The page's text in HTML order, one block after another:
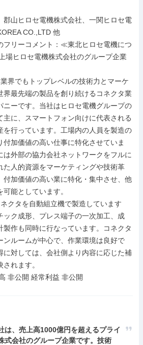
郡山ヒロセ電機株式会社、一関ヒロセ電
CO.,LTD 他
フリーコメント：≪東北ヒロセ電機につ
場ヒロセ電機株式会社のグループ企業
界でもトップレベルの技術力とマーケ
界最先端の製品を創り続けるコネクタ業
ニーです。当社はヒロセ電機グループの
主に、スマートフォン向けに代表される
を行っています。工場内の人員を製造の
付加価値の高い仕事に特化させていま
は外部の協力会社ネットワークをフルに
た人的資源をマーケティングや技術革
付加価値の高い業に特化・集中させ、他
能としています。
クタを自動組立機で製造しています
ック成形、プレス端子の一次加工、成
製作も同時に行なっています。コネクタ
ンルームが中心で、作業環境は良好で
に対しては、会社側より内容に応じた補
れます。
非公開 経常利益 非公開
は、売上高1000億円を超えるプライ
式会社のグループ企業です。技術